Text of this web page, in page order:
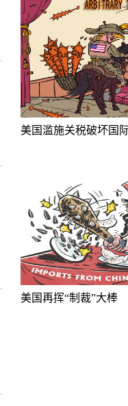
美国滥施关税破坏国
美国再挥“制裁”大棒